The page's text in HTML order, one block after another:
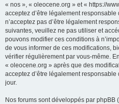
« nos », « oleocene.org » et « https://
acceptez d’être légalement
n’acceptez pas d’être légalement
suivantes, veuillez ne pas utiliser et
pouvons modifier ces conditions à
de vous informer de ces modifications,
vérifier régulièrement par vous-même.
« oleocene.org » après que des
acceptez d’être légalement
jour.
Nos forums sont développés par phpBB